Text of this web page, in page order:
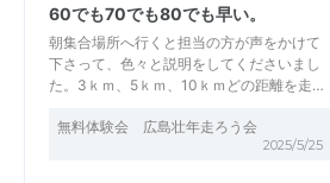
60でも70でも80でも早い。
朝集合場所へ行くと担当の方が声をかけて
下さって、色々と説明をしてくださいまし
た。3ｋｍ、5ｋｍ、10ｋｍどの距離を走…
無料体験会 広島壮年走ろう会
2025/5/25